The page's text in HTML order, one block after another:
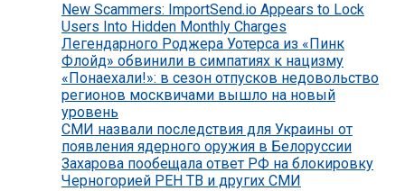
New Scammers: ImportSend.io Appears to Lock
Users Into Hidden Monthly Charges
Легендарного Роджера Уотерса из «Пинк
Флойд» обвинили в симпатиях к нацизму
«Понаехали!»: в сезон отпусков недовольство
регионов москвичами вышло на новый
уровень
СМИ назвали последствия для Украины от
появления ядерного оружия в Белоруссии
Захарова пообещала ответ РФ на блокировку
Черногорией РЕН ТВ и других СМИ